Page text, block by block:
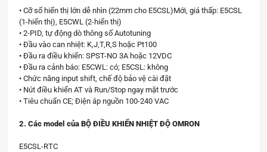
• Cỡ số hiển thị lớn dễ nhìn (22mm cho E5CSL)Mới, giá thấp: E5CSL
(1-hiển thị), E5CWL (2-hiển thị)
• 2-PID, tự động dò thông số Autotuning
• Đầu vào can nhiệt: K,J,T,R,S hoặc Pt100
• Đầu ra điều khiển: SPST-NO 3A hoặc 12VDC
• Đầu ra cảnh báo: E5CWL: có; E5CSL: không
• Chức năng input shift, chế độ bảo vệ cài đặt
• Nút điều khiển AT và Run/Stop ngay mặt trước
• Tiêu chuẩn CE; Điện áp nguồn 100-240 VAC
2. Các model của BỘ ĐIỀU KHIỂN NHIỆT ĐỘ OMRON
E5CSL-RTC